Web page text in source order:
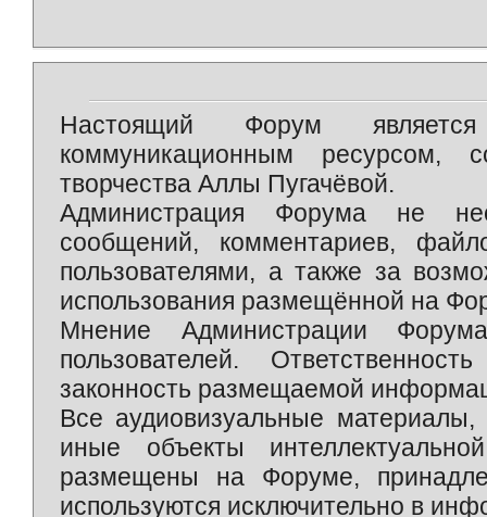
Настоящий Форум является
коммуникационным ресурсом,
творчества Аллы Пугачёвой.
Администрация Форума не
сообщений, комментариев,
пользователями, а также за
использования размещённой на
Мнение Администрации
пользователей.
законность размещаемой
Все аудиовизуальные
иные объекты
размещены на Форуме,
используются исключительно в